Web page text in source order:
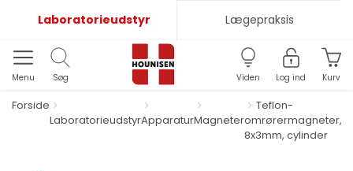
Laboratorieudstyr Lægepraksis
Menu Søg Viden Log ind Kurv
Forside
LaboratorieudstyrApparaturMagneter
Teflon-
omrørermagneter,
8x3mm, cylinder